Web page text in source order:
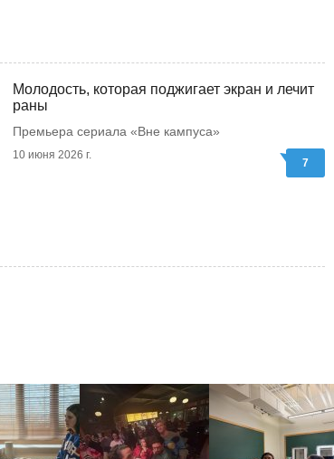
Молодость, которая поджигает экран и лечит
раны
Премьера сериала «Вне кампуса»
10 июня 2026 г.
7